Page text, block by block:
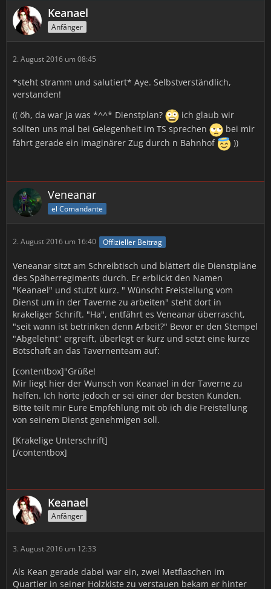
Keanael
Anfänger
2. August 2016 um 08:45
*steht stramm und salutiert* Aye. Selbstverständlich,
verstanden!
(( öh, da war ja was *^^* Dienstplan?
ich glaub wir
sollten uns mal bei Gelegenheit im TS sprechen
bei mir
fährt gerade ein imaginärer Zug durch n Bahnhof
))
Veneanar
el Comandante
2. August 2016 um 16:40 Offizieller Beitrag
Veneanar sitzt am Schreibtisch und blättert die Dienstpläne
des Späherregiments durch. Er erblickt den Namen
"Keanael" und stutzt kurz. " Wünscht Freistellung vom
Dienst um in der Taverne zu arbeiten" steht dort in
krakeliger Schrift. "Ha", entfährt es Veneanar überrascht,
"seit wann ist betrinken denn Arbeit?" Bevor er den Stempel
"Abgelehnt" ergreift, überlegt er kurz und setzt eine kurze
Botschaft an das Tavernenteam auf:
[contentbox]"Grüße!
Mir liegt hier der Wunsch von Keanael in der Taverne zu
helfen. Ich hörte jedoch er sei einer der besten Kunden.
Bitte teilt mir Eure Empfehlung mit ob ich die Freistellung
von seinem Dienst genehmigen soll.
[Krakelige Unterschrift]
[/contentbox]
Keanael
Anfänger
3. August 2016 um 12:33
Als Kean gerade dabei war ein, zwei Metflaschen im
Quartier in seiner Holzkiste zu verstauen bekam er hinter